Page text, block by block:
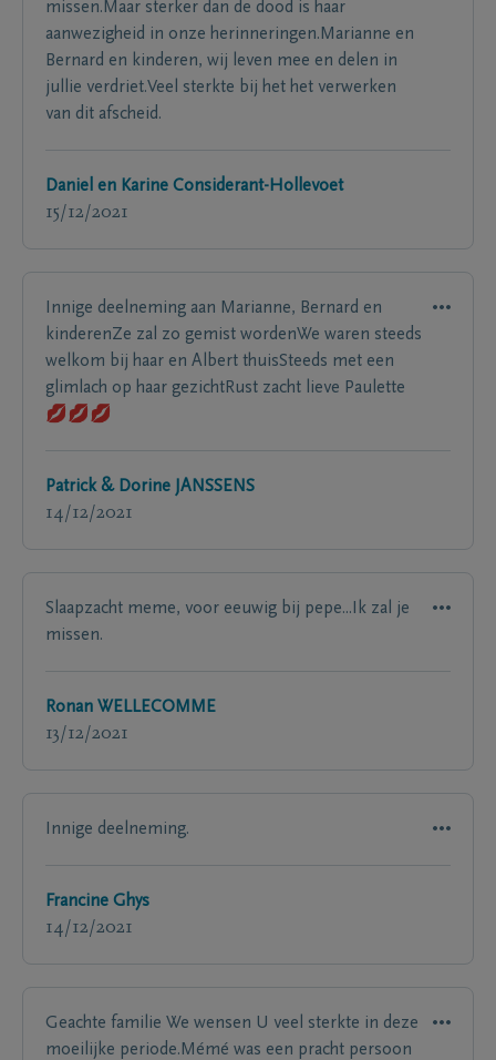
missen.Maar sterker dan de dood is haar
aanwezigheid in onze herinneringen.Marianne en
Bernard en kinderen, wij leven mee en delen in
jullie verdriet.Veel sterkte bij het het verwerken
van dit afscheid.
Daniel en Karine Considerant-Hollevoet
15/12/2021
Innige deelneming aan Marianne, Bernard en
kinderenZe zal zo gemist wordenWe waren steeds
welkom bij haar en Albert thuisSteeds met een
glimlach op haar gezichtRust zacht lieve Paulette
💋💋💋
Patrick & Dorine JANSSENS
14/12/2021
Slaapzacht meme, voor eeuwig bij pepe...Ik zal je
missen.
Ronan WELLECOMME
13/12/2021
Innige deelneming.
Francine Ghys
14/12/2021
Geachte familie We wensen U veel sterkte in deze
moeilijke periode.Mémé was een pracht persoon